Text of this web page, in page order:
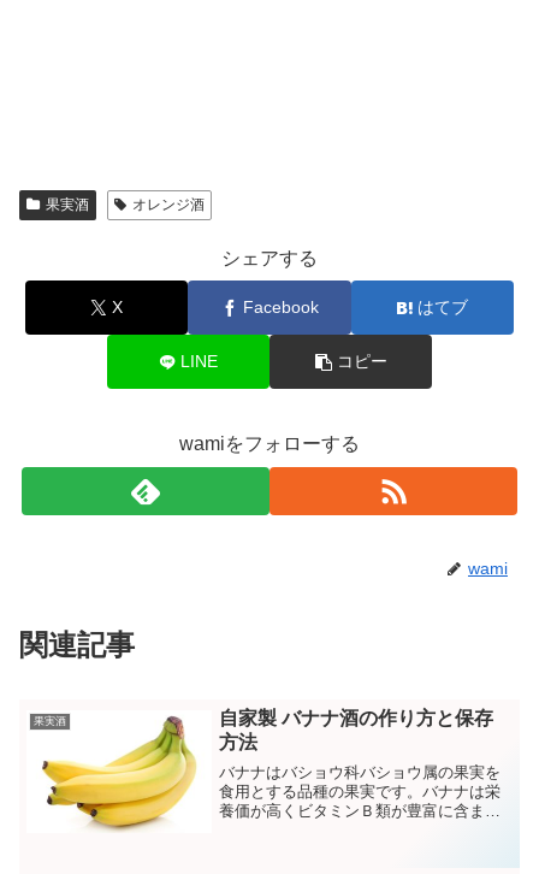
果実酒 オレンジ酒
シェアする
X Facebook はてブ
LINE コピー
wamiをフォローする
wami
関連記事
果実酒
自家製 バナナ酒の作り方と保存
方法
バナナはバショウ科バショウ属の果実を
食用とする品種の果実です。バナナは栄
養価が高くビタミンＢ類が豊富に含まれ